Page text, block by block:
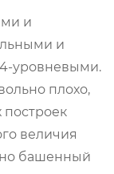
и
и
уровневыми.
плохо,
построек
величия
башенный